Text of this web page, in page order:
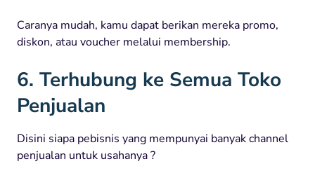
Caranya mudah, kamu dapat berikan mereka promo,
diskon, atau voucher melalui membership.
6. Terhubung ke Semua Toko
Penjualan
Disini siapa pebisnis yang mempunyai banyak channel
penjualan untuk usahanya ?